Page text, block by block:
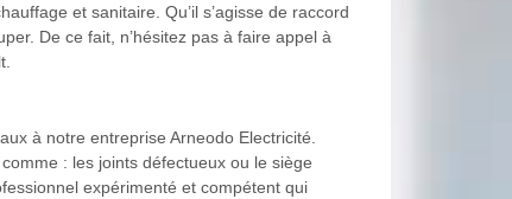
et sanitaire. Qu’il s’agisse de raccord
De ce fait, n’hésitez pas à faire appel à
à notre entreprise Arneodo Electricité.
: les joints défectueux ou le siège
expérimenté et compétent qui